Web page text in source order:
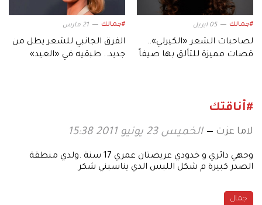
#جمالك 05 ابريل
لصاحبات الشعر «الكيرلي»..
قصات مميزة للتألق بها صيفاً
#جمالك 21 مارس
الفرق الجانبي للشعر يطل من
جديد.. طبقيه في «العيد»
#أناقتك
لاما عزت الخميس 23 يونيو 2011 15:38
وجهي دائري و خدودي عريضتان عمري 17 سنة .ولدي منطقة
الصدر كبيرة م شكل اللبس الدي يناسبني شكر
جمال